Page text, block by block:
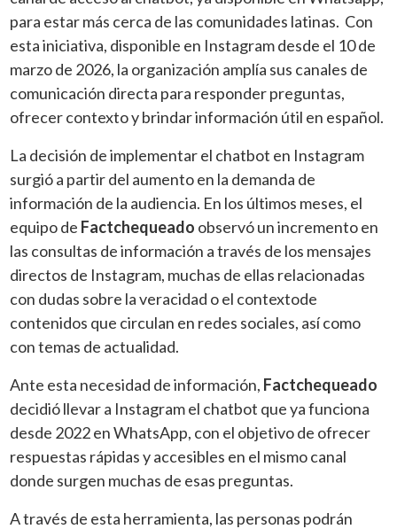
para estar más cerca de las comunidades latinas. Con
esta iniciativa, disponible en Instagram desde el 10 de
marzo de 2026, la organización amplía sus canales de
comunicación directa para responder preguntas,
ofrecer contexto y brindar información útil en español.
La decisión de implementar el chatbot en Instagram
surgió a partir del aumento en la demanda de
información de la audiencia. En los últimos meses, el
equipo de Factchequeado observó un incremento en
las consultas de información a través de los mensajes
directos de Instagram, muchas de ellas relacionadas
con dudas sobre la veracidad o el contextode
contenidos que circulan en redes sociales, así como
con temas de actualidad.
Ante esta necesidad de información, Factchequeado
decidió llevar a Instagram el chatbot que ya funciona
desde 2022 en WhatsApp, con el objetivo de ofrecer
respuestas rápidas y accesibles en el mismo canal
donde surgen muchas de esas preguntas.
A través de esta herramienta, las personas podrán